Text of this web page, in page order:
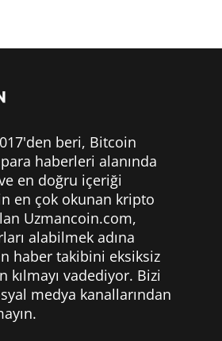
beri, Bitcoin
haberleri alanında
en doğru içeriği
en çok okunan kripto
Uzmancoin.com,
alabilmek adına
haber takibini eksiksiz
vadediyor. Bizi
medya kanallarından